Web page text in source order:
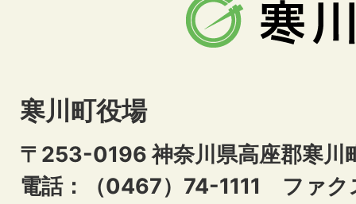
寒川町役場
〒253-0196 神奈川県高座郡寒川
電話：（0467）74-1111 ファ